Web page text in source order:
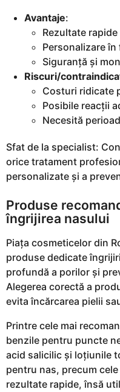
Avantaje:
Rezultate
Personalizare
Siguranță și
Riscuri/
Costuri ridicate
Posibile reacții
Necesită
Sfat de la specialist:
orice tratament
personalizate și a
Produse
îngrijirea nasului
Piața cosmeticelor din
produse dedicate
profundă a porilor și
Alegerea corectă a
evita încărcarea pielii
Printre cele mai
benzile pentru puncte
acid salicilic și loțiunile
pentru nas, precum
rezultate rapide, însă